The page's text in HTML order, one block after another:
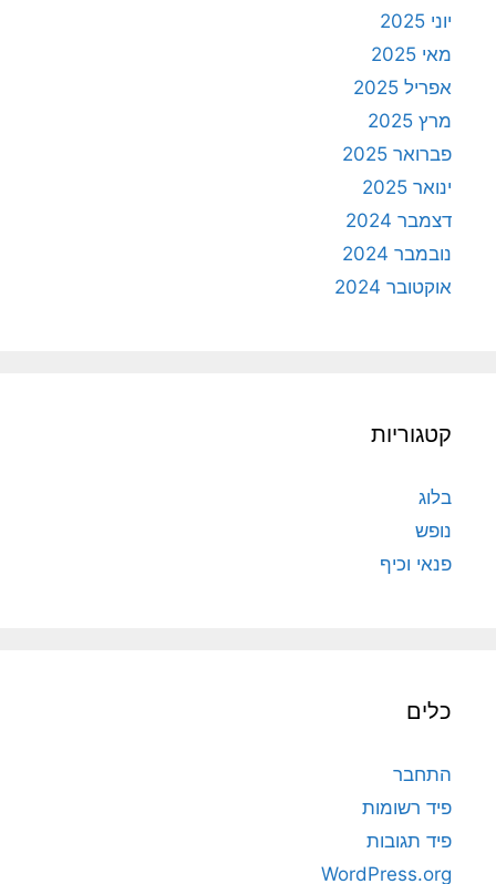
יוני 2025
מאי 2025
אפריל 2025
מרץ 2025
פברואר 2025
ינואר 2025
דצמבר 2024
נובמבר 2024
אוקטובר 2024
קטגוריות
בלוג
נופש
פנאי וכיף
כלים
התחבר
פיד רשומות
פיד תגובות
WordPress.org